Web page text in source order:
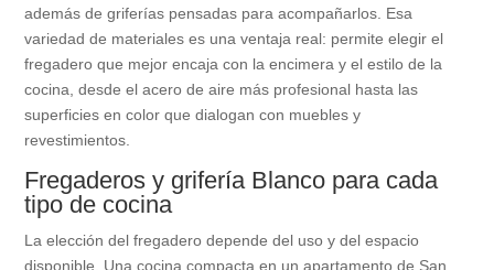
además de griferías pensadas para acompañarlos. Esa
variedad de materiales es una ventaja real: permite elegir el
fregadero que mejor encaja con la encimera y el estilo de la
cocina, desde el acero de aire más profesional hasta las
superficies en color que dialogan con muebles y
revestimientos.
Fregaderos y grifería Blanco para cada
tipo de cocina
La elección del fregadero depende del uso y del espacio
disponible. Una cocina compacta en un apartamento de San